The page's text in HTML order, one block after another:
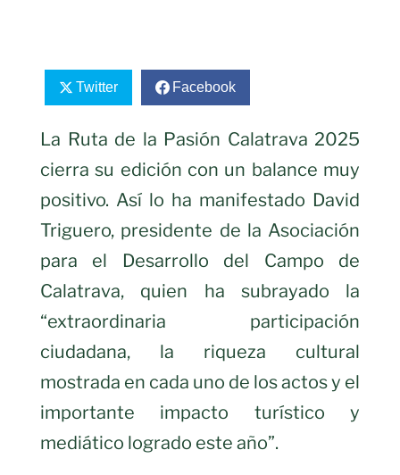
Twitter Facebook
La Ruta de la Pasión Calatrava 2025
cierra su edición con un balance muy
positivo. Así lo ha manifestado David
Triguero, presidente de la Asociación
para el Desarrollo del Campo de
Calatrava, quien ha subrayado la
“extraordinaria participación
ciudadana, la riqueza cultural
mostrada en cada uno de los actos y el
importante impacto turístico y
mediático logrado este año”.